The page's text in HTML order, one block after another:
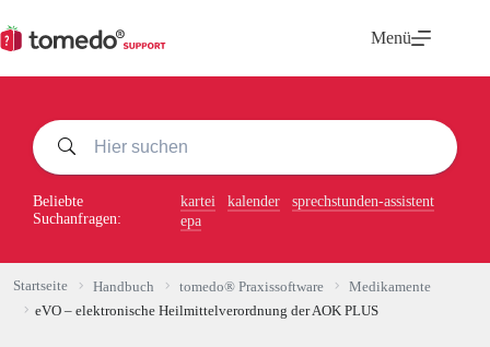
Inhalt
springen
Menü
Beliebte
Suchanfragen:
kartei kalender
sprechstunden-assistent
epa
Startseite Handbuch tomedo® Praxissoftware
Medikamente
eVO – elektronische Heilmittelverordnung der AOK PLUS